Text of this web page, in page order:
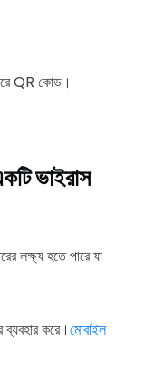
QR কোড।
ভাইরাস
লক্ষ্য হতে পারে যা
করে।মোবাইল